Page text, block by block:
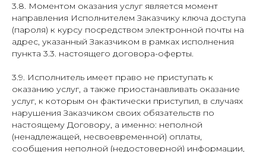
3.8. Моментом оказания услуг является момент
направления Исполнителем Заказчику ключа доступа
(пароля) к курсу посредством электронной почты на
адрес, указанный Заказчиком в рамках исполнения
пункта 3.3. настоящего договора-оферты.
3.9. Исполнитель имеет право не приступать к
оказанию услуг, а также приостанавливать оказание
услуг, к которым он фактически приступил, в случаях
нарушения Заказчиком своих обязательств по
настоящему Договору, а именно: неполной
(ненадлежащей, несвоевременной) оплаты,
сообщения неполной (недостоверной) информации,